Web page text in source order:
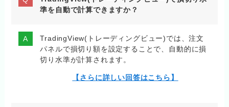
準を自動で計算できますか？
TradingView(トレーディングビュー)では、注文
パネルで損切り額を設定することで、自動的に損
切り水準が計算されます。
【さらに詳しい回答はこちら】